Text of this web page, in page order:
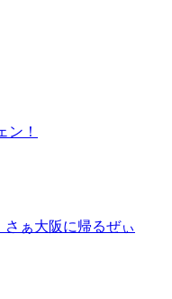
ン！
ぁ大阪に帰るぜぃ